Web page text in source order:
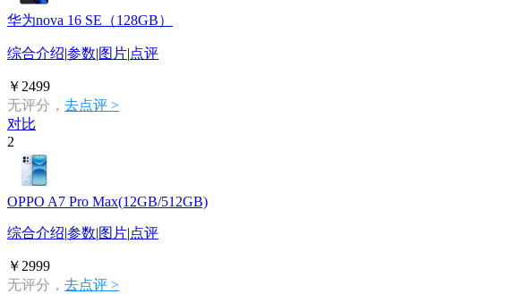
华为nova 16 SE（128GB）
综合介绍|参数|图片|点评
￥2499
无评分， 去点评 >
对比
2
OPPO A7 Pro Max(12GB/512GB)
综合介绍|参数|图片|点评
￥2999
无评分， 去点评 >